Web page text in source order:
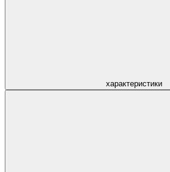
характеристики